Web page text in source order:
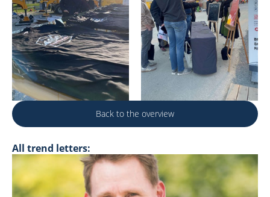
Back to the overview
All trend letters: